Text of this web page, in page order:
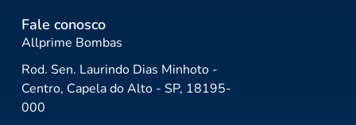
Fale conosco
Allprime Bombas
Rod. Sen. Laurindo Dias Minhoto -
Centro, Capela do Alto - SP, 18195-
000